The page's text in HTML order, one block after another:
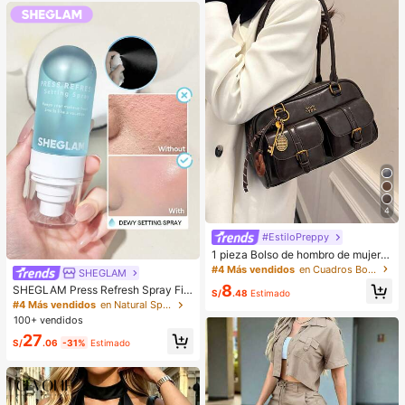
SHEGLAM
SHEGLAM Press Refresh Spray Fija
dor Marca De Belleza CosméTica
Maquillaje Para Mujeres Y NiñAs
#4 Más vendidos
en Natural Spray fijador
100+ vendidos
S/27.06 -31% Estimado
asiones.
4
#EstiloPreppy
1 pieza Bolso de hombro de mujer d
e unicolor retro de piel de PU con m
ene con un accesorio colgante des
ede variar ligeramente)
#4 Más vendidos en Cuadros Bolsos De Hombro De Mujer
S/8.48 Estimado